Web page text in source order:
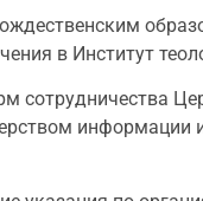
в Институт
сотрудничества